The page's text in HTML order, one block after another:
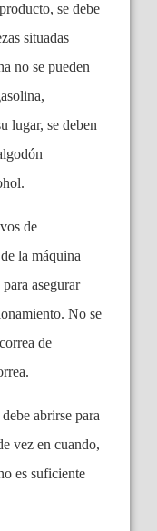
se debe
situadas
no se pueden
lugar, se deben
de
la máquina
asegurar
No se
de
abrirse para
vez en cuando,
es suficiente